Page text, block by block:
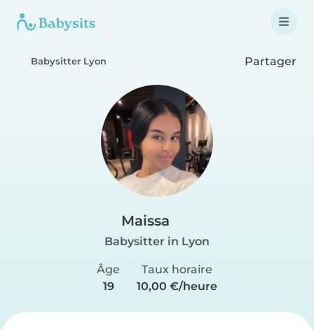
Babysitter Lyon Partager
Maissa
Babysitter in Lyon
Âge
19
Taux horaire
10,00 €/heure